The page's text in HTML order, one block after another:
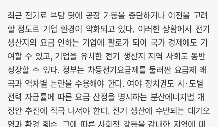
최근 전기료 부담 탓에 공장 가동을 중단하거나 이전을 고려
할 정도로 기업 환경이 악화되고 있다. 이러한 상황에서 전기
생산지의 요금 인하는 기업에 활로가 되어 국가 경제에도 기
여할 수 있고, 기업을 유치한 전기 생산지 지역 사회도 동반
성장할 수 있다. 정부는 차등전기요금제를 둘러싼 요금제 왜
곡과 역차별 논란을 수용해야 한다. 여야 정치권도 시·도별
전력 자급률에 따른 요금 산정을 명시하는 분산에너지법 개
정안 추진에 적극 나서야 한다. 전기 생산에 수반되는 대기오
염과 환경 훼손, 그에 따른 사회적 갈등을 감내한 지역에 대